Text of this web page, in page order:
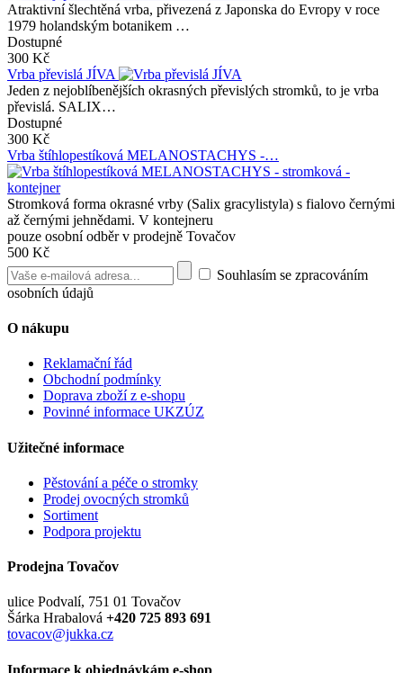
Atraktivní šlechtěná vrba, přivezená z Japonska do Evropy v roce
1979 holandským botanikem …
Dostupné
300 Kč
Vrba převislá JÍVA
Jeden z nejoblíbenějších okrasných převislých stromků, to je vrba
převislá. SALIX…
Dostupné
300 Kč
Vrba štíhlopestíková MELANOSTACHYS -…
Stromková forma okrasné vrby (Salix gracylistyla) s fialovo černými
až černými jehnědami. V kontejneru
pouze osobní odběr v prodejně Tovačov
500 Kč
Souhlasím se zpracováním
osobních údajů
O nákupu
Reklamační řád
Obchodní podmínky
Doprava zboží z e-shopu
Povinné informace UKZÚZ
Užitečné informace
Pěstování a péče o stromky
Prodej ovocných stromků
Sortiment
Podpora projektu
Prodejna Tovačov
ulice Podvalí, 751 01 Tovačov
Šárka Hrabalová +420 725 893 691
tovacov@jukka.cz
Informace k objednávkám e-shop